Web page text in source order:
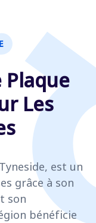
Les
est un
grâce à son
son
bénéficie